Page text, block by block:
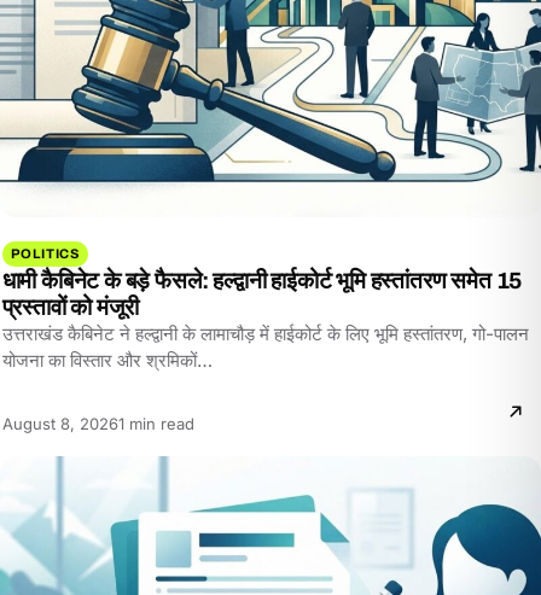
POLITICS
धामी कैबिनेट के बड़े फैसले: हल्द्वानी हाईकोर्ट भूमि हस्तांतरण समेत 15
प्रस्तावों को मंजूरी
उत्तराखंड कैबिनेट ने हल्द्वानी के लामाचौड़ में हाईकोर्ट के लिए भूमि हस्तांतरण, गो-पालन
योजना का विस्तार और श्रमिकों…
August 8, 2026Reading
1 min read